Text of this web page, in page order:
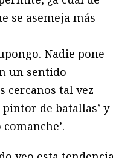
se asemeja más
Nadie pone
un sentido
cercanos tal vez
pintor de batallas’ y